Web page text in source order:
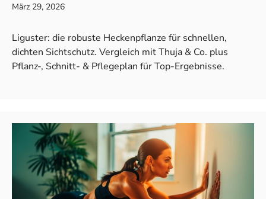
März 29, 2026
Liguster: die robuste Heckenpflanze für schnellen,
dichten Sichtschutz. Vergleich mit Thuja & Co. plus
Pflanz-, Schnitt- & Pflegeplan für Top-Ergebnisse.